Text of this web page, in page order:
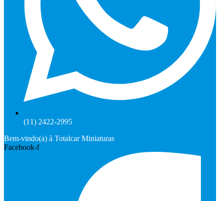
(11) 2422-2995
Bem-vindo(a) à Totalcar Miniaturas
Facebook-f